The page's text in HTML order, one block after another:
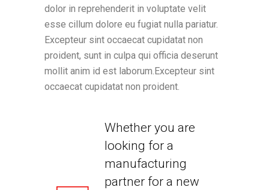
dolor in reprehenderit in voluptate velit
esse cillum dolore eu fugiat nulla pariatur.
Excepteur sint occaecat cupidatat non
proident, sunt in culpa qui officia deserunt
mollit anim id est laborum.Excepteur sint
occaecat cupidatat non proident.
Whether you are
looking for a
manufacturing
partner for a new